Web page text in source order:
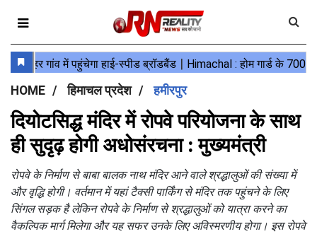
HOME हिमाचल प्रदेश हमीरपुर
दियोटसिद्ध मंदिर में रोपवे परियोजना के साथ
ही सुदृढ़ होगी अधोसंरचना : मुख्यमंत्री
रोपवे के निर्माण से बाबा बालक नाथ मंदिर आने वाले श्रद्धालुओं की संख्या में
और वृद्धि होगी। वर्तमान में यहां टैक्सी पार्किंग से मंदिर तक पहुंचने के लिए
सिंगल सड़क है लेकिन रोपवे के निर्माण से श्रद्धालुओं को यात्रा करने का
वैकल्पिक मार्ग मिलेगा और यह सफर उनके लिए अविस्मरणीय होगा। इस रोपवे